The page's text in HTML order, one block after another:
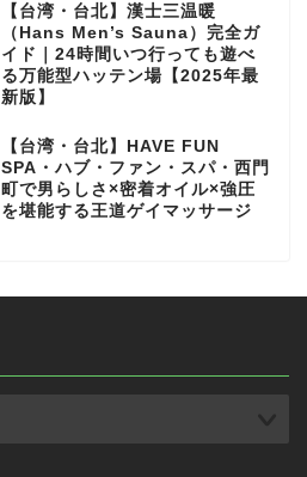
【台湾・台北】漢士三温暖
（Hans Men’s Sauna）完全ガ
イド｜24時間いつ行っても遊べ
る万能型ハッテン場【2025年最
新版】
【台湾・台北】HAVE FUN
SPA・ハブ・ファン・スパ・西門
町で男らしさ×密着オイル×強圧
を堪能する王道ゲイマッサージ